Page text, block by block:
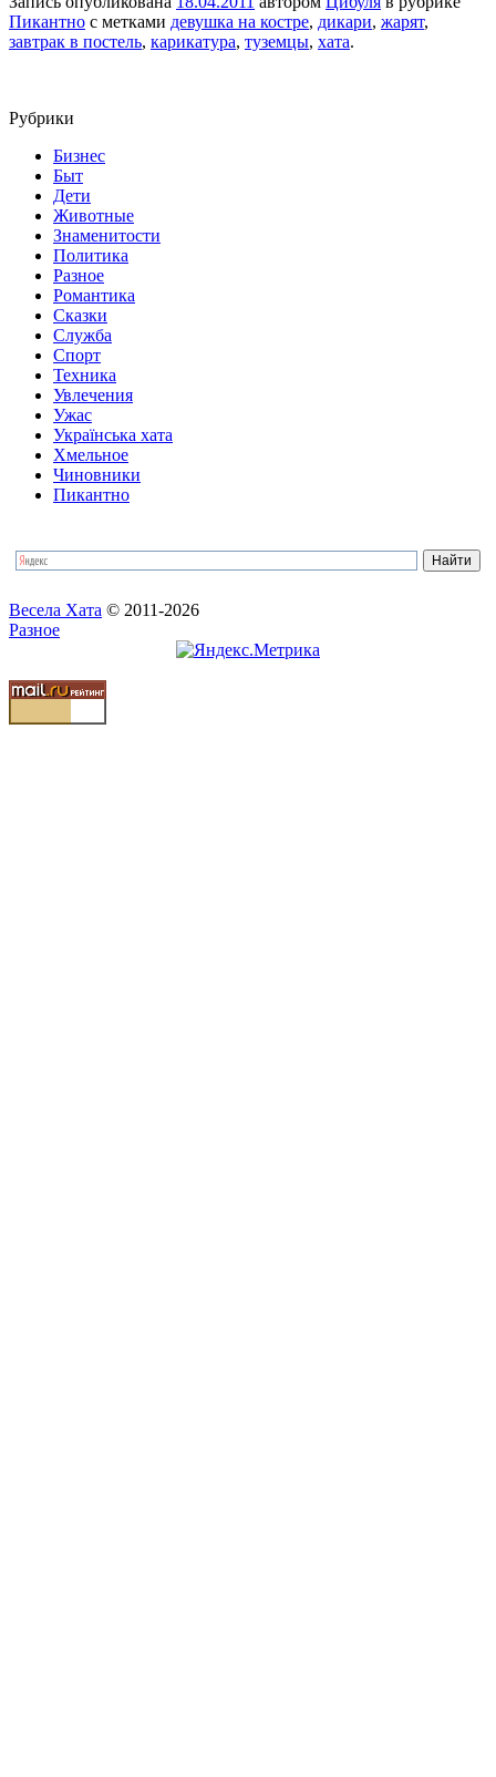
Пикантно с метками девушка на костре, дикари, жарят,
завтрак в постель, карикатура, туземцы, хата.
Рубрики
Бизнес
Быт
Дети
Животные
Знаменитости
Политика
Разное
Романтика
Сказки
Служба
Спорт
Техника
Увлечения
Ужас
Українська хата
Хмельное
Чиновники
Пикантно
Весела Хата © 2011-2026
Разное